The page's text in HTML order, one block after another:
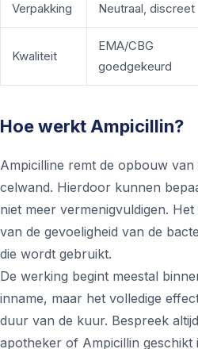
Verpakking Neutraal, discreet
Kwaliteit
EMA/CBG
goedgekeurd
Hoe werkt Ampicillin?
Ampicilline remt de opbouw van
celwand. Hierdoor kunnen
niet meer vermenigvuldigen.
van de gevoeligheid van de
die wordt gebruikt.
De werking begint meestal
inname, maar het volledige
duur van de kuur. Bespreek
apotheker of Ampicillin geschikt